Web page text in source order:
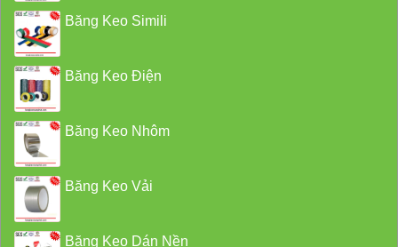
Băng Keo Simili
Băng Keo Điện
Băng Keo Nhôm
Băng Keo Vải
Băng Keo Dán Nền